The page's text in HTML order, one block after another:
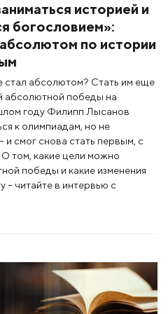
историей и
богословием»:
по истории
стал абсолютом? Стать им еще
абсолютной победы на
году Филипп Лысанов
к олимпиадам, но не
и смог снова стать первым, с
том, какие цели можно
победы и какие изменения
– читайте в интервью с